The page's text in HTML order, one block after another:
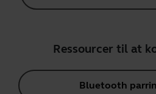
Ressourcer til at
Bluetooth